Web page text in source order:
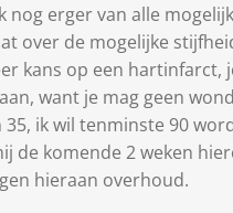
nog erger van alle
over de mogelijke
kans op een
want je mag geen
ik wil tenminste 90
de komende 2 weken
hieraan overhoud.